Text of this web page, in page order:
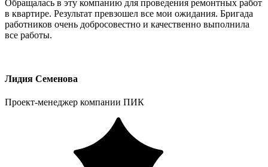
Обращалась в эту компанию для проведения ремонтных работ
в квартире. Результат превзошел все мои ожидания. Бригада
работников очень добросовестно и качественно выполнила
все работы.
Лидия Семенова
Проект-менеджер компании ПИК